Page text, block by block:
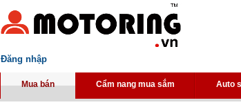
Đăng nhập
Mua bán Cẩm nang mua sắm Auto